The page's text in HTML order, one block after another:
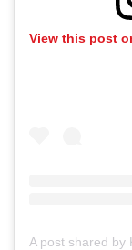
View this post
A post shared by